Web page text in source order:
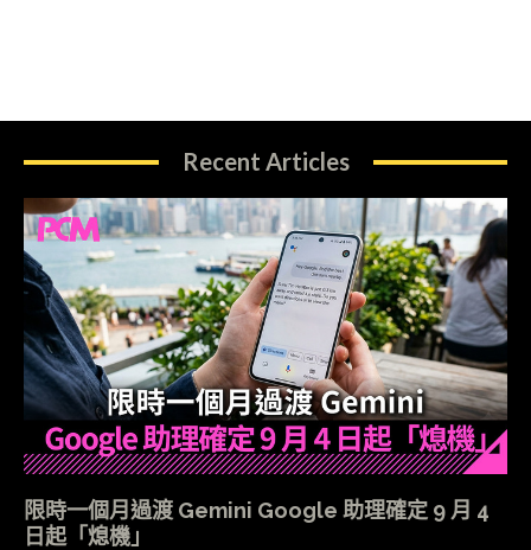
Recent Articles
限時一個月過渡 Gemini Google 助理確定 9 月 4
日起「熄機」